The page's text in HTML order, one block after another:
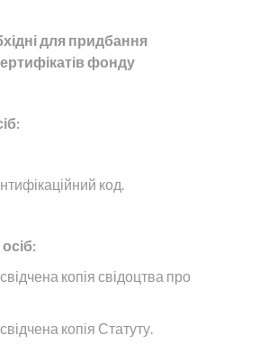
для придбання
фонду
код.
копія свідоцтва про
копія Статуту.